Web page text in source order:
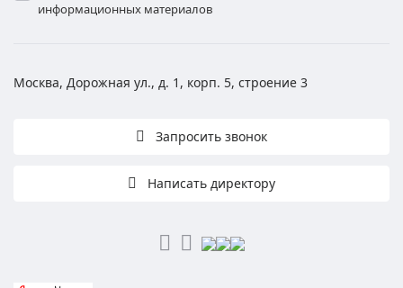
информационных материалов
Москва, Дорожная ул., д. 1, корп. 5, строение 3
Запросить звонок
Написать директору